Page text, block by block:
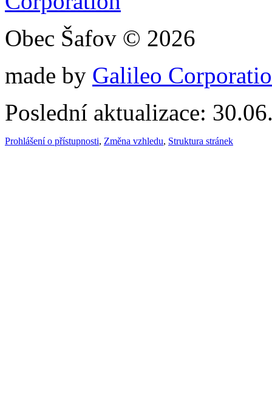
Obec Šafov © 2026
made by Galileo
Poslední aktualizace:
Prohlášení o přístupnosti, Změna vzhledu, Struktura stránek